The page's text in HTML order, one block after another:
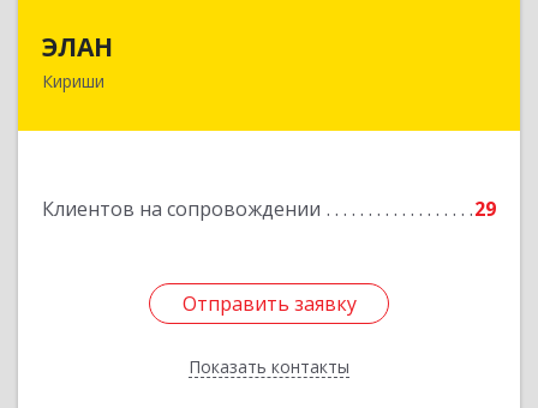
ЭЛАН
Кириши
Клиентов на сопровождении 29
Отправить заявку
Показать контакты
187110, Ленинградская обл, Кириши г, Ленина
Отправить заявку
Назад